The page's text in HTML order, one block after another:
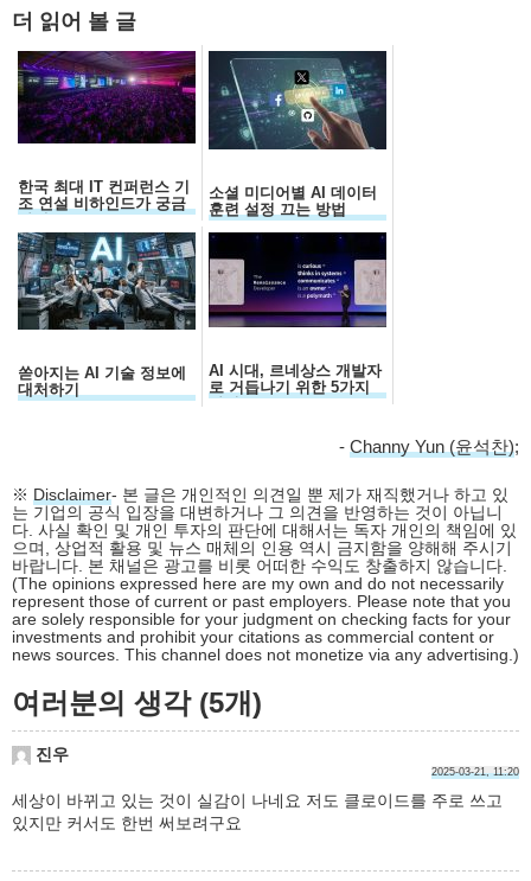
더 읽어 볼 글
한국 최대 IT 컨퍼런스 기
조 연설 비하인드가 궁금
하세요?
소셜 미디어별 AI 데이터
훈련 설정 끄는 방법
쏟아지는 AI 기술 정보에
대처하기
AI 시대, 르네상스 개발자
로 거듭나기 위한 5가지
자질
- Channy Yun (윤석찬);
※ Disclaimer- 본 글은 개인적인 의견일 뿐 제가 재직했거나 하고 있
는 기업의 공식 입장을 대변하거나 그 의견을 반영하는 것이 아닙니
다. 사실 확인 및 개인 투자의 판단에 대해서는 독자 개인의 책임에 있
으며, 상업적 활용 및 뉴스 매체의 인용 역시 금지함을 양해해 주시기
바랍니다. 본 채널은 광고를 비롯 어떠한 수익도 창출하지 않습니다.
(The opinions expressed here are my own and do not necessarily
represent those of current or past employers. Please note that you
are solely responsible for your judgment on checking facts for your
investments and prohibit your citations as commercial content or
news sources. This channel does not monetize via any advertising.)
여러분의 생각 (5개)
진우
2025-03-21, 11:20
세상이 바뀌고 있는 것이 실감이 나네요 저도 클로이드를 주로 쓰고
있지만 커서도 한번 써보려구요